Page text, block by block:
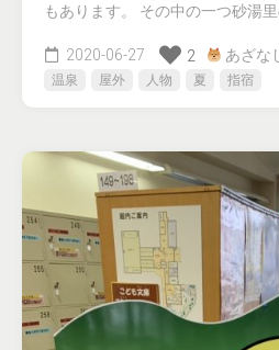
もあります。 その中の一つ砂湯
2020-06-27 2 あざな
温泉 屋外 人物 夏 指宿